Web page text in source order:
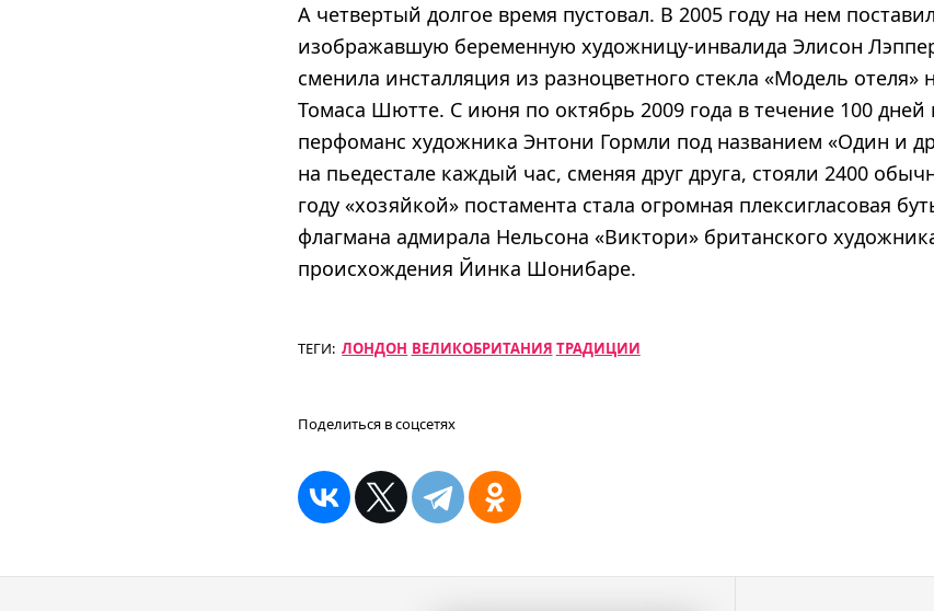
А четвертый долгое время пустовал. В 2005 году на нем
изображавшую беременную художницу-инвалида Элисон
сменила инсталляция из разноцветного стекла «Модель отеля»
Томаса Шютте. С июня по октябрь 2009 года в течение 100 дней
перфоманс художника Энтони Гормли под названием «Один и
на пьедестале каждый час, сменяя друг друга, стояли 2400
году «хозяйкой» постамента стала огромная плексигласовая
флагмана адмирала Нельсона «Виктори» британского
происхождения Йинка Шонибаре.
ТЕГИ: ЛОНДОН ВЕЛИКОБРИТАНИЯ ТРАДИЦИИ
Поделиться в соцсетях